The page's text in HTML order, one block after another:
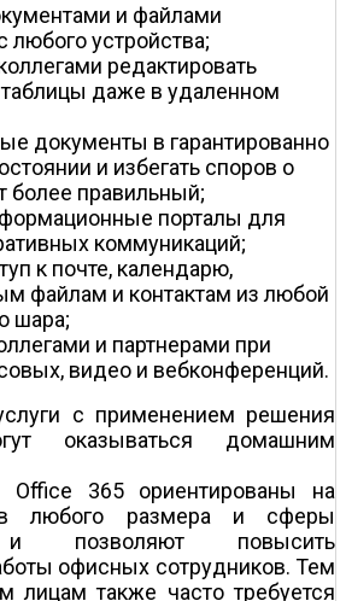
и файлами
любого устройства;
редактировать
даже в удаленном
документы в гарантированно
и избегать споров о
более правильный;
порталы для
коммуникаций;
к почте, календарю,
файлам и контактам из любой
шара;
и партнерами при
видео­ и веб­конференций.
с применением решения
оказываться домашним
Office 365 ориентированы на
любого размера и сферы
и позволяют повысить
офисных сотрудников. Тем
лицам также часто требуется